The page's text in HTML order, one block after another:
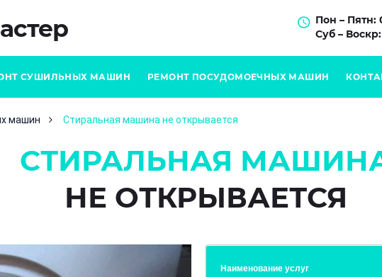
Пон – Пятн:
Суб –
СУШИЛЬНЫХ МАШИН РЕМОНТ ПОСУДОМОЕЧНЫХ МАШИН
машин Стиральная машина не открывается
СТИРАЛЬНАЯ
НЕ ОТКРЫВАЕТСЯ
Наименование услуг